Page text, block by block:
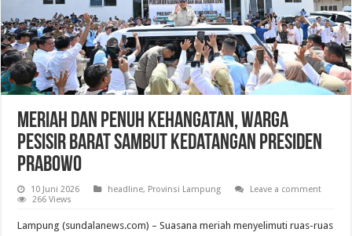
Meriah dan Penuh Kehangatan, Warga
Pesisir Barat Sambut Kedatangan Presiden
Prabowo
10 Juni 2026 headline, Provinsi Lampung
Leave a comment
266 Views
Lampung (sundalanews.com) – Suasana meriah menyelimuti ruas-ruas